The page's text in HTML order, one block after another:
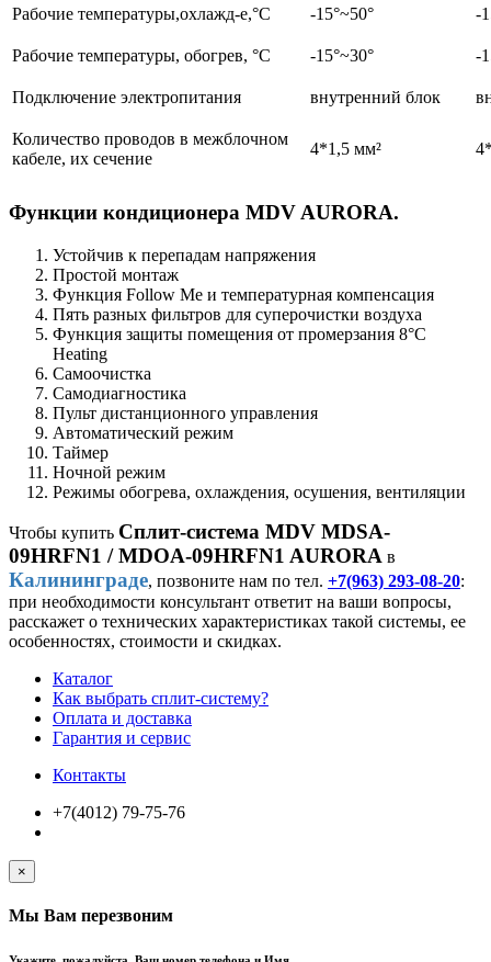
Рабочие температуры,охлажд-е,°C -15°~50° -
Рабочие температуры, обогрев, °C -15°~30° -
Подключение электропитания внутренний блок
Количество проводов в межблочном
кабеле, их сечение
4*1,5 мм²
Функции кондиционера MDV AURORA.
Устойчив к перепадам напряжения
Простой монтаж
Функция Follow Me и температурная компенсация
Пять разных фильтров для суперочистки воздуха
Функция защиты помещения от промерзания 8°C
Heating
Самоочистка
Самодиагностика
Пульт дистанционного управления
Автоматический режим
Таймер
Ночной режим
Режимы обогрева, охлаждения, осушения, вентиляции
Чтобы купить Сплит-система MDV MDSA-
09HRFN1 / MDOA-09HRFN1 AURORA в
Калининграде, позвоните нам по тел. +7(963) 293-08-20:
при необходимости консультант ответит на ваши вопросы,
расскажет о технических характеристиках такой системы, ее
особенностях, стоимости и скидках.
Каталог
Как выбрать сплит-систему?
Оплата и доставка
Гарантия и сервис
Контакты
+7(4012) 79-75-76
×
Мы Вам перезвоним